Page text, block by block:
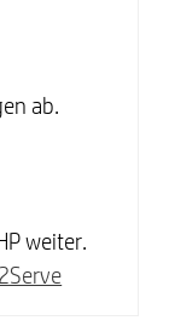
ab.
weiter.